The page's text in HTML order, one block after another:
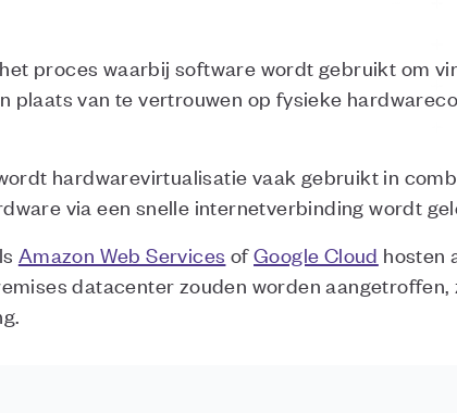
proces waarbij software wordt gebruikt om
plaats van te vertrouwen op fysieke
hardwarevirtualisatie vaak gebruikt in
via een snelle internetverbinding wordt
Amazon Web Services ofGoogle Cloud hosten
datacenter zouden worden